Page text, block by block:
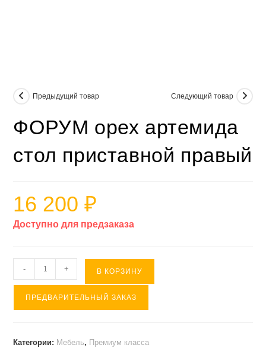
Предыдущий товар Следующий товар
ФОРУМ орех артемида
стол приставной правый
16 200₽
Доступно для предзаказа
Количество
товара
ФОРУМ
- + В КОРЗИНУ
ПРЕДВАРИТЕЛЬНЫЙ ЗАКАЗ
Категории: Мебель, Премиум класса